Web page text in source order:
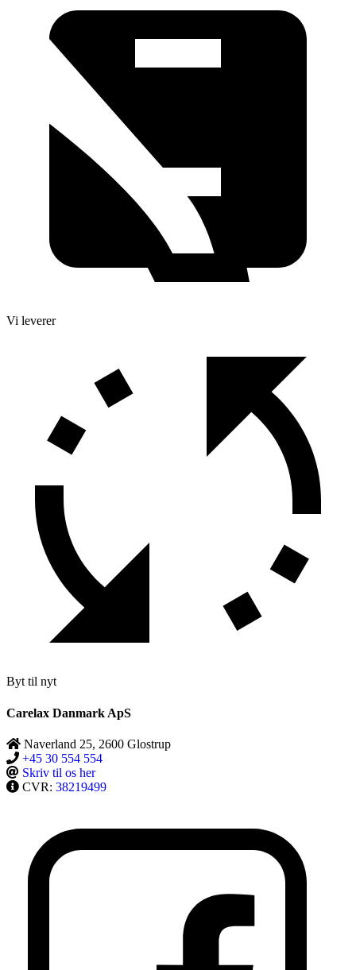
Vi leverer
Byt til nyt
Carelax Danmark ApS
Naverland 25, 2600 Glostrup
+45 30 554 554
Skriv til os her
CVR: 38219499